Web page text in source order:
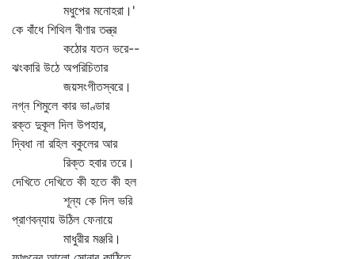
মধুপের মনোহরা।'
কে বাঁধে শিথিল বীণার তন্ত্র
কঠোর যতন ভরে--
ঝংকারি উঠে অপরিচিতার
জয়সংগীতস্বরে।
নগ্ন শিমুলে কার ভাণ্ডার
রক্ত দুকূল দিল উপহার,
দ্বিধা না রহিল বকুলের আর
রিক্ত হবার তরে।
দেখিতে দেখিতে কী হতে কী হল
শূন্য কে দিল ভরি
প্রাণবন্যায় উঠিল ফেনায়ে
মাধুরীর মঞ্জরি।